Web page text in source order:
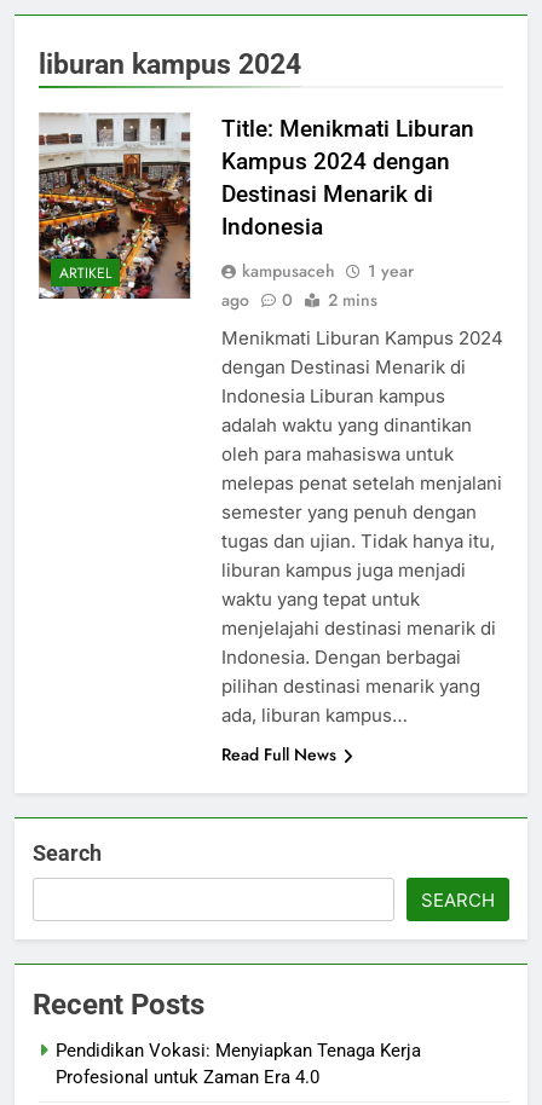
liburan kampus 2024
ARTIKEL
Title: Menikmati Liburan
Kampus 2024 dengan
Destinasi Menarik di
Indonesia
kampusaceh
1 year
ago
0 2 mins
Menikmati Liburan Kampus 2024
dengan Destinasi Menarik di
Indonesia Liburan kampus
adalah waktu yang dinantikan
oleh para mahasiswa untuk
melepas penat setelah menjalani
semester yang penuh dengan
tugas dan ujian. Tidak hanya itu,
liburan kampus juga menjadi
waktu yang tepat untuk
menjelajahi destinasi menarik di
Indonesia. Dengan berbagai
pilihan destinasi menarik yang
ada, liburan kampus…
Read Full News
Search
SEARCH
Recent Posts
Pendidikan Vokasi: Menyiapkan Tenaga Kerja
Profesional untuk Zaman Era 4.0